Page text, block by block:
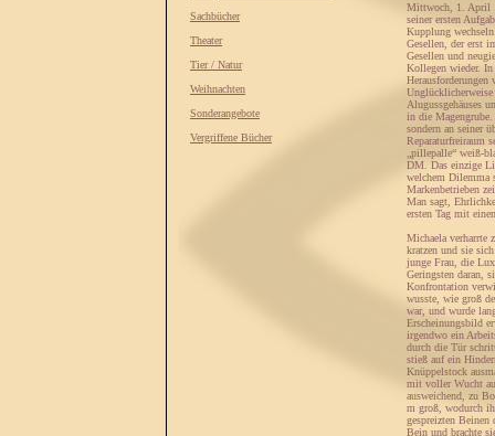
Sachbücher
Theater
Tier / Natur
Weihnachten
Sonderangebote
Vergriffene Bücher
Mittwoch, 1. April
seiner ersten
Kupplung
Gesellen, der erst
Gesellen und
Kollegen wieder. In
Alugussgehäuses
in die
sondern an seiner
Reparaturfreiraum
„pillepalle“ weiß-
DM. Das einzige
welchem Dilemma
Markenbetrieben
Man sagt,
ersten Tag mit
Michaela verharrte
kratzen und sie
junge Frau, die
Geringsten daran,
Konfrontation
wusste, wie groß
war, und wurde
Erscheinungsbild
irgendwo ein
durch die Tür
stieß auf ein
Knüppelstock
mit voller Wucht
ausweichend, zu
m groß, wodurch
gespreizten
Bein und brachte